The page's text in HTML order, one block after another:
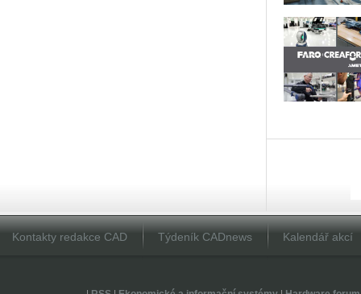
Kontakty redakce CAD Týdeník CADnews Kalendář akcí